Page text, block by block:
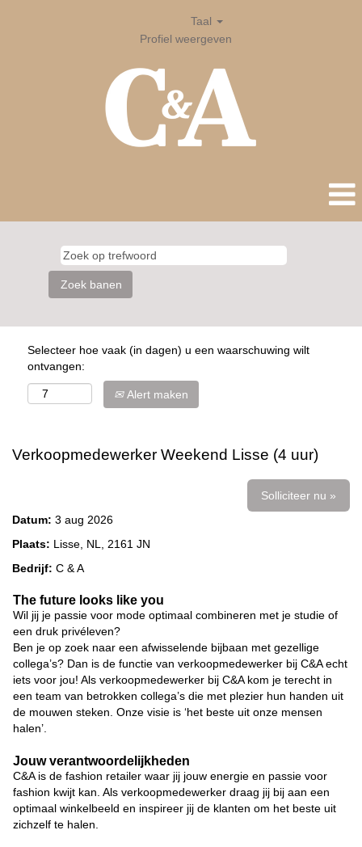
Taal
Profiel weergeven
Selecteer hoe vaak (in dagen) u een waarschuwing wilt
ontvangen:
Alert maken
Verkoopmedewerker Weekend Lisse (4 uur)
Solliciteer nu »
Datum: 3 aug 2026
Plaats: Lisse, NL, 2161 JN
Bedrijf: C & A
The future looks like you
Wil jij je passie voor mode optimaal combineren met je studie of
een druk privéleven?
Ben je op zoek naar een afwisselende bijbaan met gezellige
collega’s? Dan is de functie van verkoopmedewerker bij C&A echt
iets voor jou! Als verkoopmedewerker bij C&A kom je terecht in
een team van betrokken collega’s die met plezier hun handen uit
de mouwen steken. Onze visie is ‘het beste uit onze mensen
halen’.
Jouw verantwoordelijkheden
C&A is de fashion retailer waar jij jouw energie en passie voor
fashion kwijt kan. Als verkoopmedewerker draag jij bij aan een
optimaal winkelbeeld en inspireer jij de klanten om het beste uit
zichzelf te halen.